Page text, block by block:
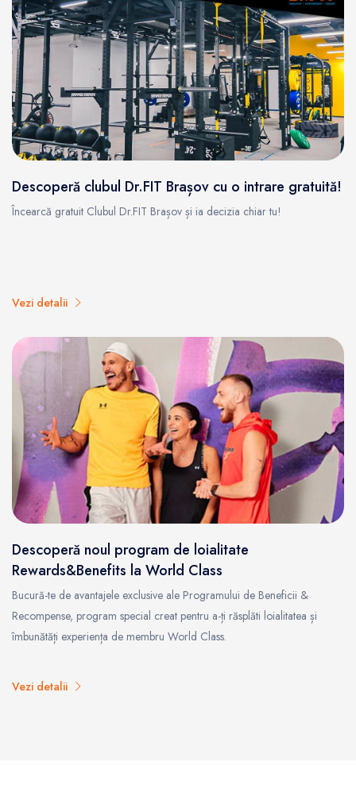
Descoperă clubul Dr.FIT Brașov cu o intrare gratuită!
Încearcă gratuit Clubul Dr.FIT Brașov și ia decizia chiar tu!
Vezi detalii
Descoperă noul program de loialitate
Rewards&Benefits la World Class
Bucură-te de avantajele exclusive ale Programului de Beneficii &
Recompense, program special creat pentru a-ți răsplăti loialitatea și
îmbunătăți experiența de membru World Class.
Vezi detalii